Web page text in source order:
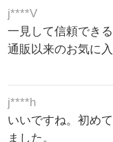
j****V
一見して信頼でき
通販以来のお気に入
j****h
いいですね。初め
ました。